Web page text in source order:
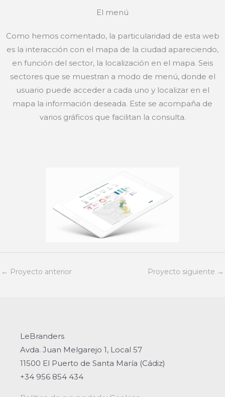
El menú
Como hemos comentado, la particularidad de esta web
es la interacción con el mapa de la ciudad apareciendo,
en función del sector, la localización en el mapa. Seis
sectores que se muestran a modo de menú, donde el
usuario puede acceder a cada uno y localizar en el
mapa la información deseada. Este se acompaña de
varios gráficos que facilitan la consulta.
← Proyecto anterior Proyecto siguiente →
LeBranders
Avda. Juan Melgarejo 1, Local 57
11500 El Puerto de Santa María (Cádiz)
+34 956 854 434